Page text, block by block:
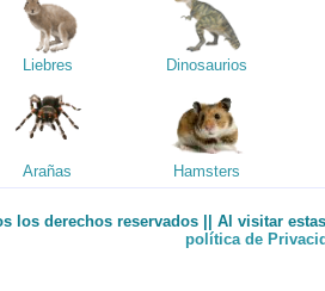
Liebres Dinosaurios
Arañas Hamsters
los derechos reservados || Al visitar
política de